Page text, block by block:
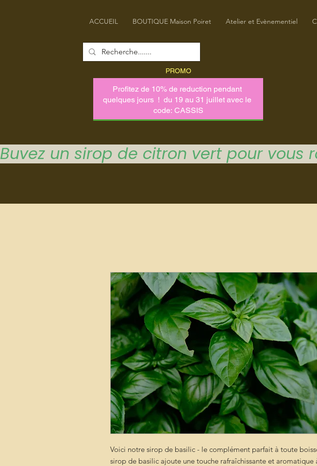
ACCUEIL BOUTIQUE Maison Poiret Atelier et Evènementiel
PROMO
Buvez un sirop de citron vert pour vous
Voici notre sirop de basilic - le complément parfait à toute
sirop de basilic ajoute une touche rafraîchissante et aromatique